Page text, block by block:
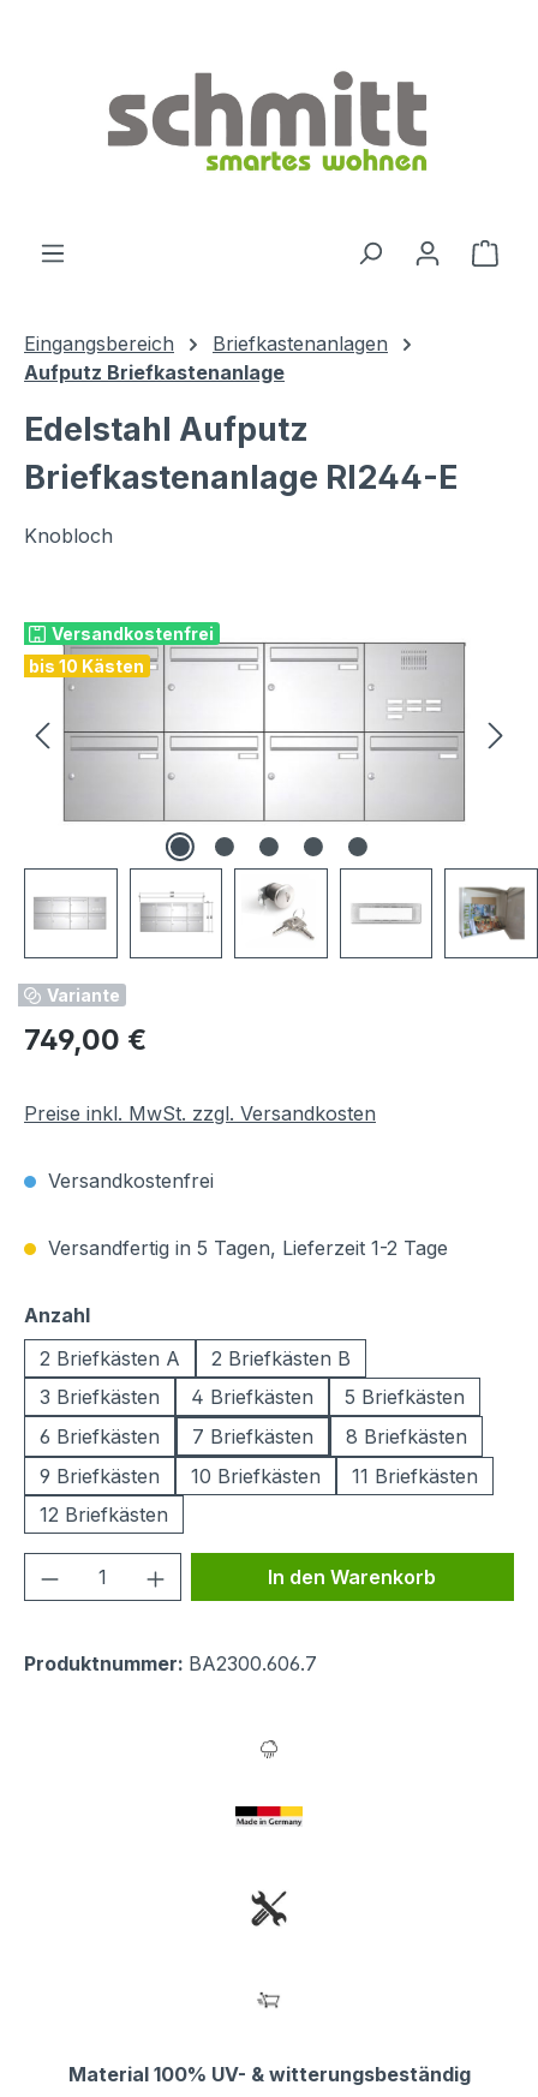
Eingangsbereich
Briefkastenanlagen
Aufputz Briefkastenanlage
Edelstahl Aufputz
Briefkastenanlage RI244-E
Knobloch
Versandkostenfrei
bis 10 Kästen
Variante
Regulärer Preis:
749,00 €
Preise inkl. MwSt. zzgl. Versandkosten
Versandkostenfrei
Versandfertig in 5 Tagen, Lieferzeit 1-2 Tage
Anzahlauswählen
2 Briefkästen A
2 Briefkästen B
3 Briefkästen
4 Briefkästen
5 Briefkästen
6 Briefkästen
7 Briefkästen
8 Briefkästen
9 Briefkästen
10 Briefkästen
11 Briefkästen
12 Briefkästen
Produkt Anzahl: Gib denIn den Warenkorb
Produktnummer: BA2300.606.7
Material 100% UV- & witterungsbeständig